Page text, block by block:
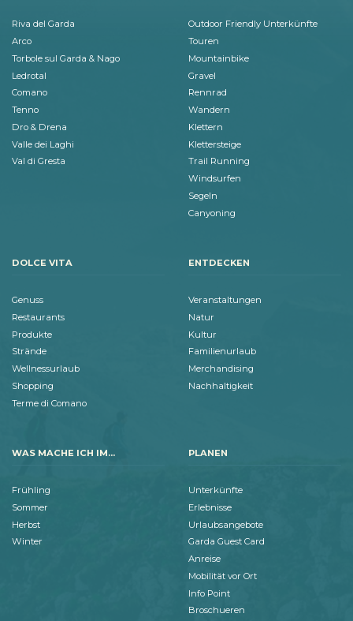
Riva del Garda
Arco
Torbole sul Garda & Nago
Ledrotal
Comano
Tenno
Dro & Drena
Valle dei Laghi
Val di Gresta
Outdoor Friendly Unterkünfte
Touren
Mountainbike
Gravel
Rennrad
Wandern
Klettern
Klettersteige
Trail Running
Windsurfen
Segeln
Canyoning
DOLCE VITA
Genuss
Restaurants
Produkte
Strände
Wellnessurlaub
Shopping
Terme di Comano
ENTDECKEN
Veranstaltungen
Natur
Kultur
Familienurlaub
Merchandising
Nachhaltigkeit
WAS MACHE ICH IM...
Frühling
Sommer
Herbst
Winter
PLANEN
Unterkünfte
Erlebnisse
Urlaubsangebote
Garda Guest Card
Anreise
Mobilität vor Ort
Info Point
Broschueren